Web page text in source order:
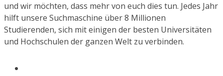
und wir möchten, dass mehr von euch dies tun. Jedes Jahr
hilft unsere Suchmaschine über 8 Millionen
Studierenden, sich mit einigen der besten Universitäten
und Hochschulen der ganzen Welt zu verbinden.